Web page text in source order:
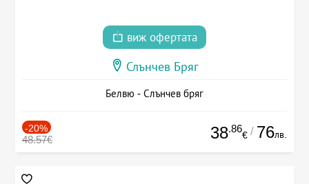
виж офертата
Слънчев Бряг
Белвю - Слънчев бряг
-20%
48.57€ 38.86
€ / 76лв.